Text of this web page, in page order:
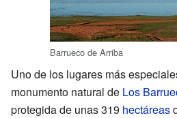
Barrueco de Arriba
Uno de los lugares más
monumento natural de Los
protegida de unas 319 hectáreas